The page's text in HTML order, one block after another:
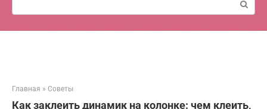
Главная » Советы
Как заклеить динамик на колонке: чем клеить,